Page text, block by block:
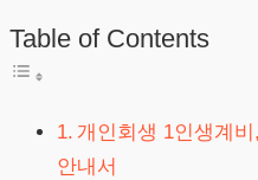
Table of Contents
개인회생 1인생계
안내서